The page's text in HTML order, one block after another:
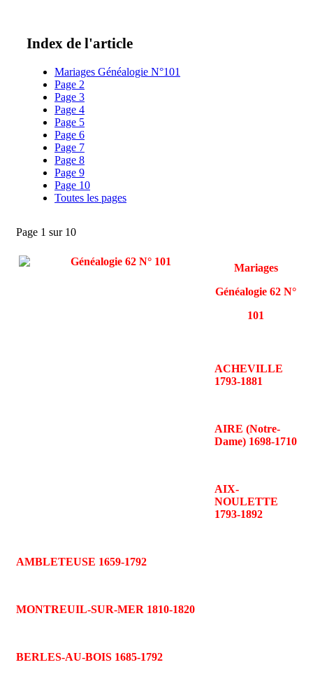
Index de l'article
Mariages Généalogie N°101
Page 2
Page 3
Page 4
Page 5
Page 6
Page 7
Page 8
Page 9
Page 10
Toutes les pages
Page 1 sur 10
Mariages
Généalogie 62 N°
101
ACHEVILLE
1793-1881
AIRE (Notre-
Dame) 1698-1710
AIX-
NOULETTE
1793-1892
AMBLETEUSE 1659-1792
MONTREUIL-SUR-MER 1810-1820
BERLES-AU-BOIS 1685-1792